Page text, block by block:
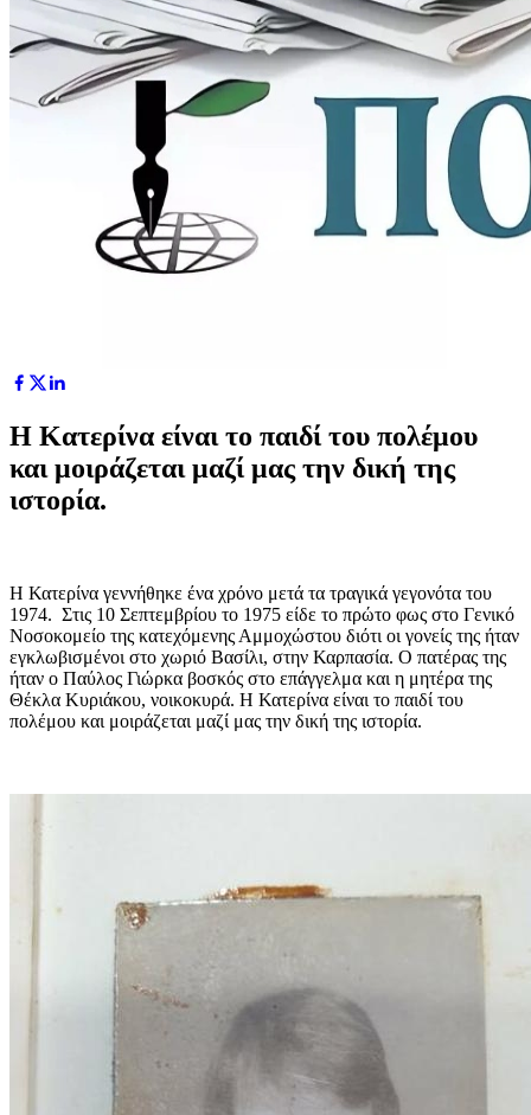
Η Κατερίνα είναι το παιδί του πολέμου
και μοιράζεται μαζί μας την δική της
ιστορία.
Η Κατερίνα γεννήθηκε ένα χρόνο μετά τα τραγικά γεγονότα του
1974. Στις 10 Σεπτεμβρίου το 1975 είδε το πρώτο φως στο Γενικό
Νοσοκομείο της κατεχόμενης Αμμοχώστου διότι οι γονείς της ήταν
εγκλωβισμένοι στο χωριό Βασίλι, στην Καρπασία. Ο πατέρας της
ήταν ο Παύλος Γιώρκα βοσκός στο επάγγελμα και η μητέρα της
Θέκλα Κυριάκου, νοικοκυρά. Η Κατερίνα είναι το παιδί του
πολέμου και μοιράζεται μαζί μας την δική της ιστορία.